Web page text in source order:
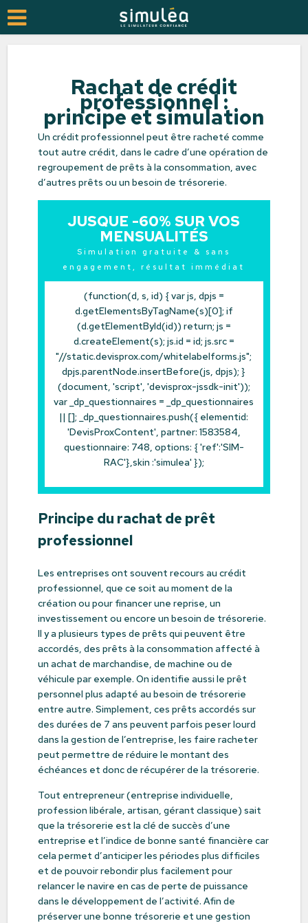
Rachat de crédit
professionnel :
principe et simulation
Un crédit professionnel peut être racheté comme
tout autre crédit, dans le cadre d’une opération de
regroupement de prêts à la consommation, avec
d’autres prêts ou un besoin de trésorerie.
JUSQUE -60% SUR VOS
MENSUALITÉS
Simulation gratuite & sans
engagement, résultat immédiat
(function(d, s, id) { var js, dpjs =
d.getElementsByTagName(s)[0]; if
(d.getElementById(id)) return; js =
d.createElement(s); js.id = id; js.src =
"//static.devisprox.com/whitelabelforms.js";
dpjs.parentNode.insertBefore(js, dpjs); }
(document, 'script', 'devisprox-jssdk-init'));
var _dp_questionnaires = _dp_questionnaires
|| []; _dp_questionnaires.push({ elementid:
'DevisProxContent', partner: 1583584,
questionnaire: 748, options: { 'ref':'SIM-
RAC'},skin :'simulea' });
Principe du rachat de prêt
professionnel
Les entreprises ont souvent recours au crédit
professionnel, que ce soit au moment de la
création ou pour financer une reprise, un
investissement ou encore un besoin de trésorerie.
Il y a plusieurs types de prêts qui peuvent être
accordés, des prêts à la consommation affecté à
un achat de marchandise, de machine ou de
véhicule par exemple. On identifie aussi le prêt
personnel plus adapté au besoin de trésorerie
entre autre. Simplement, ces prêts accordés sur
des durées de 7 ans peuvent parfois peser lourd
dans la gestion de l’entreprise, les faire racheter
peut permettre de réduire le montant des
échéances et donc de récupérer de la trésorerie.
Tout entrepreneur (entreprise individuelle,
profession libérale, artisan, gérant classique) sait
que la trésorerie est la clé de succès d’une
entreprise et l’indice de bonne santé financière car
cela permet d’anticiper les périodes plus difficiles
et de pouvoir rebondir plus facilement pour
relancer le navire en cas de perte de puissance
dans le développement de l’activité. Afin de
préserver une bonne trésorerie et une gestion